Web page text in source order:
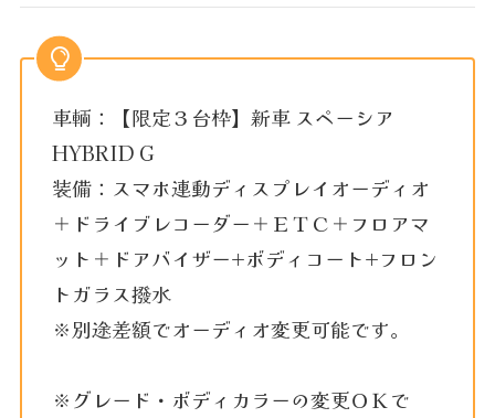
車輌：【限定３台枠】新車 スペーシア
HYBRID G
装備：スマホ連動ディスプレイオーディオ
＋ドライブレコーダー＋ＥＴＣ＋フロアマ
ット＋ドアバイザー+ボディコート+フロン
トガラス撥水
※別途差額でオーディオ変更可能です。
※グレード・ボディカラーの変更ＯＫで